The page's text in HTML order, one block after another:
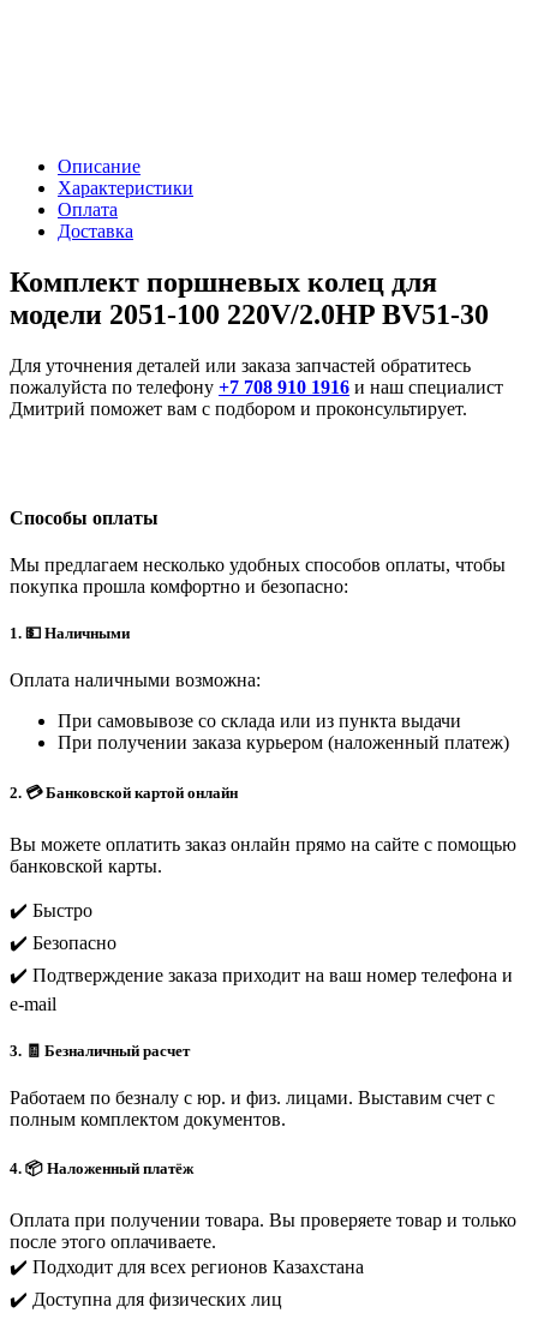
Описание
Характеристики
Оплата
Доставка
Комплект поршневых колец для
модели 2051-100 220V/2.0HP BV51-30
Для уточнения деталей или заказа запчастей обратитесь
пожалуйста по телефону +7 708 910 1916 и наш специалист
Дмитрий поможет вам с подбором и проконсультирует.
Способы оплаты
Мы предлагаем несколько удобных способов оплаты, чтобы
покупка прошла комфортно и безопасно:
1. 💵 Наличными
Оплата наличными возможна:
При самовывозе со склада или из пункта выдачи
При получении заказа курьером (наложенный платеж)
2. 💳 Банковской картой онлайн
Вы можете оплатить заказ онлайн прямо на сайте с помощью
банковской карты.
✔️ Быстро
✔️ Безопасно
✔️ Подтверждение заказа приходит на ваш номер телефона и
e-mail
3. 🧾 Безналичный расчет
Работаем по безналу с юр. и физ. лицами. Выставим счет с
полным комплектом документов.
4. 📦 Наложенный платёж
Оплата при получении товара. Вы проверяете товар и только
после этого оплачиваете.
✔️ Подходит для всех регионов Казахстана
✔️ Доступна для физических лиц